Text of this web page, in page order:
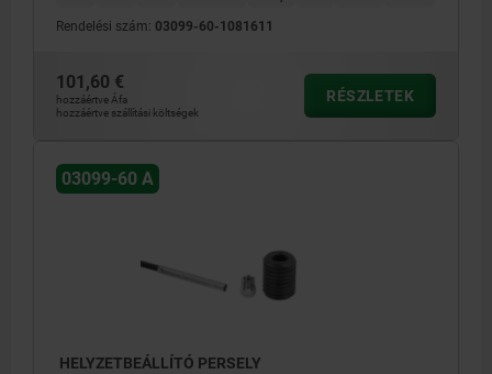
Rendelési szám: 03099-60-1081611
101,60 €
hozzáértve Áfa
hozzáértve szállítási költségek
RÉSZLETEK
03099-60 A
HELYZETBEÁLLÍTÓ PERSELY